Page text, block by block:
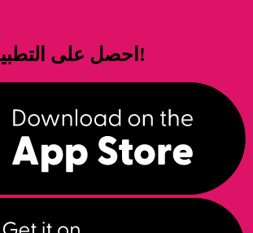
احصل على التطبيق اليوم مجاناً!